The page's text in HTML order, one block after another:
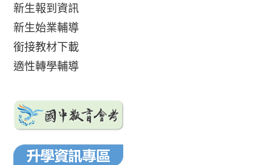
新生報到資訊
新生始業輔導
銜接教材下載
適性轉學輔導